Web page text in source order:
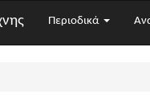
Περιοδικά